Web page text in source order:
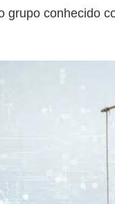
grupo conhecido